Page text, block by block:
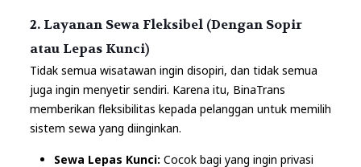
2. Layanan Sewa Fleksibel (Dengan Sopir
atau Lepas Kunci)
Tidak semua wisatawan ingin disopiri, dan tidak semua
juga ingin menyetir sendiri. Karena itu, BinaTrans
memberikan fleksibilitas kepada pelanggan untuk memilih
sistem sewa yang diinginkan.
Sewa Lepas Kunci: Cocok bagi yang ingin privasi